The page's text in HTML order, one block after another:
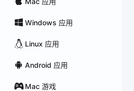
Windows 应用
Linux 应用
Android 应用
Mac 游戏